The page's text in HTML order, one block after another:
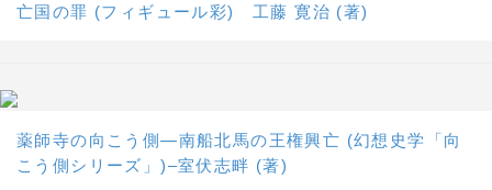
亡国の罪 (フィギュール彩) 工藤 寛治 (著)
薬師寺の向こう側―南船北馬の王権興亡 (幻想史学「向
こう側シリーズ」)–室伏志畔 (著)